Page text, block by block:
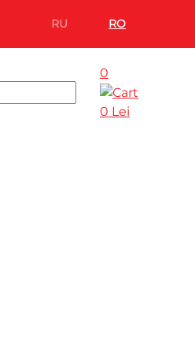
RU RO
0
0 Lei